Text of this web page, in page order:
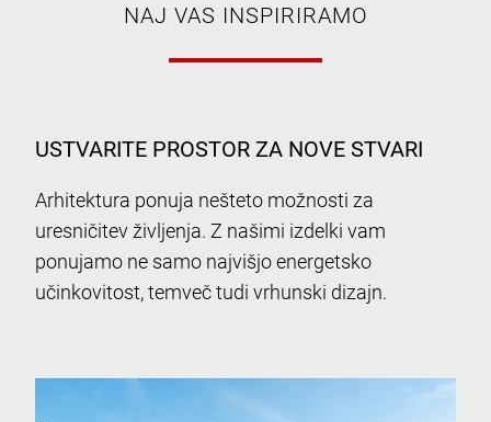
NAJ VAS INSPIRIRAMO
USTVARITE PROSTOR ZA NOVE STVARI
Arhitektura ponuja nešteto možnosti za
uresničitev življenja. Z našimi izdelki vam
ponujamo ne samo najvišjo energetsko
učinkovitost, temveč tudi vrhunski dizajn.